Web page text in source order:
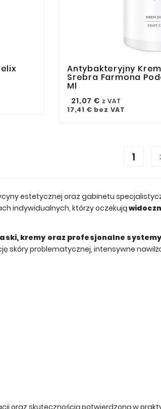

Antybakteryjny
Srebra Farmona
Ml
21,07 € z VAT
17,41 € bez VAT
1
estetycznej oraz gabinetu
indywidualnych, którzy oczekują
kremy oraz profesjonalne
skóry problematycznej, intensywne